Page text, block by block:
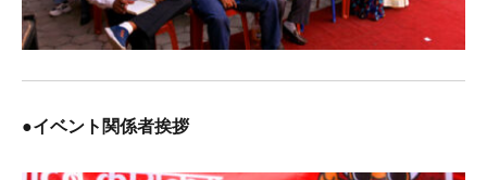
●イベント関係者挨拶